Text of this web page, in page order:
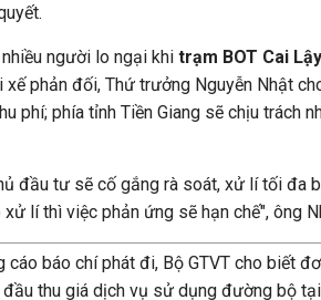
người lo ngại khi trạm BOT Cai
xế phản đối, Thứ trưởng Nguyễn Nhật
phí; phía tỉnh Tiền Giang sẽ chịu trách
đầu tư sẽ cố gắng rà soát, xử lí tối đa
xử lí thì việc phản ứng sẽ hạn chế", ông
cáo báo chí phát đi, Bộ GTVT cho biết
thu giá dịch vụ sử dụng đường bộ